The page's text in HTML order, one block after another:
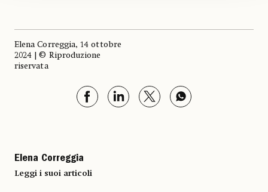
Elena Correggia, 14 ottobre
2024 | © Riproduzione
riservata
Elena Correggia
Leggi i suoi articoli